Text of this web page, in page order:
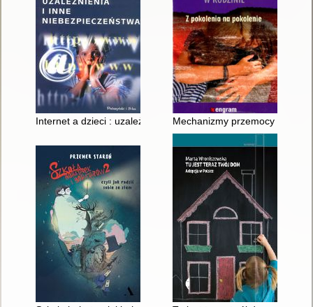
Internet a dzieci : uzależnienia i inne niebezpieczeństwa
Mechanizmy przemocy w